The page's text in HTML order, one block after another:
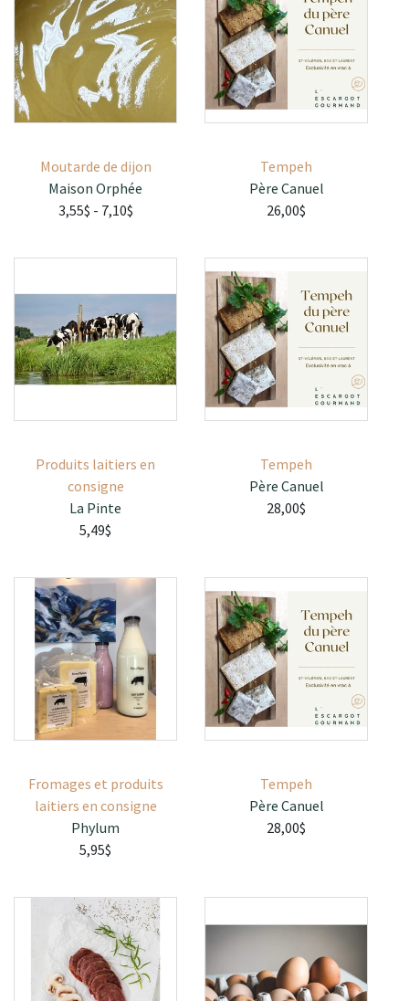
Moutarde de dijon
Maison Orphée
3,55$ - 7,10$
Tempeh
Père Canuel
26,00$
Produits laitiers en
consigne
La Pinte
5,49$
Tempeh
Père Canuel
28,00$
Fromages et produits
laitiers en consigne
Phylum
5,95$
Tempeh
Père Canuel
28,00$